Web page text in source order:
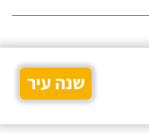
שנה עיר